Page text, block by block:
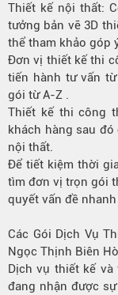
Thiết kế nội thất:
tưởng bản vẽ 3D
thể tham khảo góp
Đơn vị thiết kế thi
tiến hành tư vấn
gói từ A-Z .
Thiết kế thi công
khách hàng sau
nội thất.
Để tiết kiệm thời
tìm đơn vị trọn gói
quyết vấn đề
Các Gói Dịch Vụ
Ngọc Thịnh Biên
Dịch vụ thiết kế
đang nhận được